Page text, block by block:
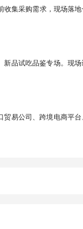
收集采购需求，现场落
新品试吃品鉴专场。现
易公司、跨境电商平